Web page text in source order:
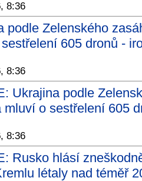
8:36
podle Zelenského
605 dronů -
8:36
Ukrajina podle
mluví o sestřelení 605
8:36
Rusko hlásí
létaly nad téměř